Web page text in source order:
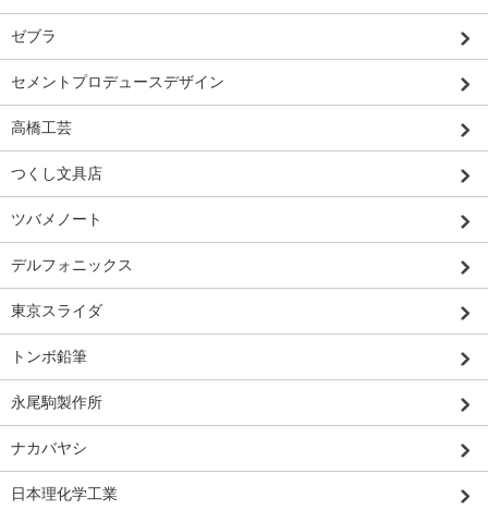
ゼブラ
セメントプロデュースデザイン
高橋工芸
つくし文具店
ツバメノート
デルフォニックス
東京スライダ
トンボ鉛筆
永尾駒製作所
ナカバヤシ
日本理化学工業